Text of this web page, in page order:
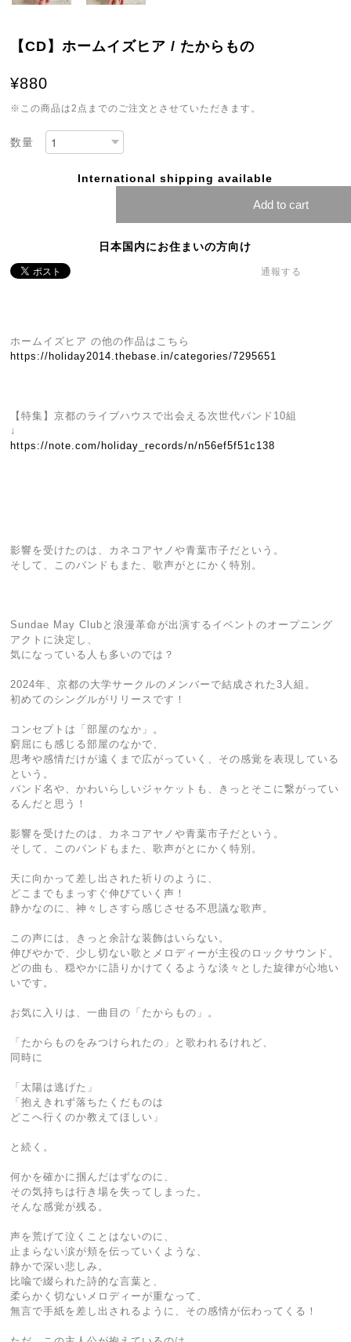
【CD】ホームイズヒア / たからもの
¥880
※この商品は2点までのご注文とさせていただきます。
数量
International shipping available
Add to cart
日本国内にお住まいの方向け
通報する
ホームイズヒア の他の作品はこちら
https://holiday2014.thebase.in/categories/7295651
【特集】京都のライブハウスで出会える次世代バンド10組
↓
https://note.com/holiday_records/n/n56ef5f51c138
影響を受けたのは、カネコアヤノや青葉市子だという。
そして、このバンドもまた、歌声がとにかく特別。
Sundae May Clubと浪漫革命が出演するイベントのオープニング
アクトに決定し、
気になっている人も多いのでは？
2024年、京都の大学サークルのメンバーで結成された3人組。
初めてのシングルがリリースです！
コンセプトは「部屋のなか」。
窮屈にも感じる部屋のなかで、
思考や感情だけが遠くまで広がっていく、その感覚を表現している
という。
バンド名や、かわいらしいジャケットも、きっとそこに繋がってい
るんだと思う！
影響を受けたのは、カネコアヤノや青葉市子だという。
そして、このバンドもまた、歌声がとにかく特別。
天に向かって差し出された祈りのように、
どこまでもまっすぐ伸びていく声！
静かなのに、神々しさすら感じさせる不思議な歌声。
この声には、きっと余計な装飾はいらない。
伸びやかで、少し切ない歌とメロディーが主役のロックサウンド。
どの曲も、穏やかに語りかけてくるような淡々とした旋律が心地い
いです。
お気に入りは、一曲目の「たからもの」。
「たからものをみつけられたの」と歌われるけれど、
同時に
「太陽は逃げた」
「抱えきれず落ちたくだものは
どこへ行くのか教えてほしい」
と続く。
何かを確かに掴んだはずなのに、
その気持ちは行き場を失ってしまった。
そんな感覚が残る。
声を荒げて泣くことはないのに、
止まらない涙が頬を伝っていくような、
静かで深い悲しみ。
比喩で綴られた詩的な言葉と、
柔らかく切ないメロディーが重なって、
無言で手紙を差し出されるように、その感情が伝わってくる！